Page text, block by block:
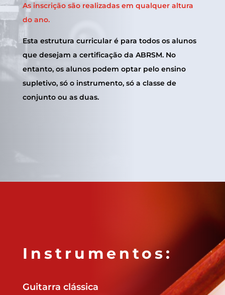
As inscrição são realizadas em qualquer altura
do ano.
Esta estrutura curricular é para todos os alunos
que desejam a certificação da ABRSM. No
entanto, os alunos podem optar pelo ensino
supletivo, só o instrumento, só a classe de
conjunto ou as duas.
Instrumentos:
Guitarra clássica